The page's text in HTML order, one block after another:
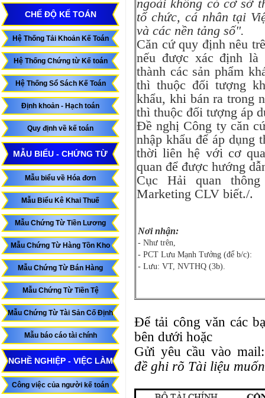
CHẾ ĐỘ KẾ TOÁN
Hệ Thống Tải Khoản Kế Toán
Hệ Thống Chứng từ Kế toán
Hệ Thống Sổ Sách Kế Toán
Định khoản - Hạch toán
Quy định về kế toán
MẪU BIỂU - CHỨNG TỪ
Mẫu biểu về Hóa đơn
Mẫu Biểu Kê Khai Thuế
Mẫu Chứng Từ Tiền Lương
Mẫu Chứng Từ Hàng Tồn Kho
Mẫu Chứng Từ Bán Hàng
Mẫu Chứng Từ Tiền Tệ
Mẫu Chứng Từ Tài Sản Cố Định
Mẫu báo cáo tài chính
NGHỀ NGHIỆP - VIỆC LÀM
Công việc của người kế toán
ngoài không có cơ sở
tổ chức, cá nhân tại
và các nền tảng số".
Căn cứ quy định nêu
nếu được xác định là
thành các sản phẩm
thì thuộc đối tượng
khẩu, khi bán ra trong
thì thuộc đối tượng áp
Đề nghị Công ty căn
nhập khẩu để áp dụng
thời liên hệ với cơ
quan để được hướng
Cục Hải quan
Marketing CLV biết./.
Nơi nhận:
- Như trên,
- PCT Lưu Mạnh Tưởng (để b/c):
- Lưu: VT, NVTHQ (3b).
Để tải công văn các
bên dưới hoặc
Gửi yêu cầu vào
đề ghi rõ Tài liệu